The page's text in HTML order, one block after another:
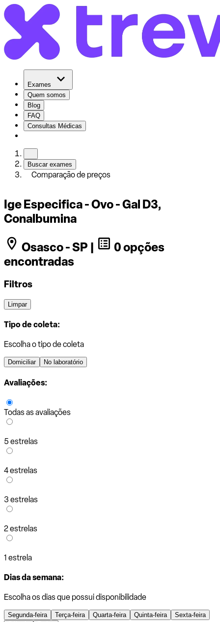
Exames
Quem somos
Blog
FAQ
Consultas Médicas
Buscar exames
Comparação de preços
Ige Especifica - Ovo - Gal D3,
Conalbumina
Osasco - SP |
0 opções
encontradas
Filtros
Limpar
Tipo de coleta:
Escolha o tipo de coleta
Domiciliar No laboratório
Avaliações:
Todas as avaliações
5 estrelas
4 estrelas
3 estrelas
2 estrelas
1 estrela
Dias da semana:
Escolha os dias que possui disponibilidade
Segunda-feira Terça-feira Quarta-feira Quinta-feira
Sexta-feira